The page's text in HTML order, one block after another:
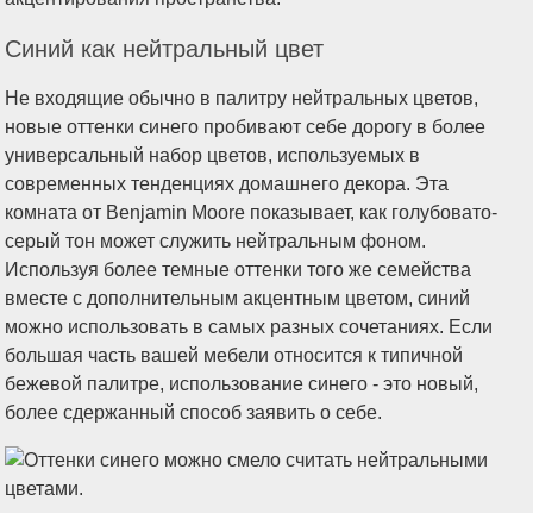
Синий как нейтральный цвет
Не входящие обычно в палитру нейтральных цветов,
новые оттенки синего пробивают себе дорогу в более
универсальный набор цветов, используемых в
современных тенденциях домашнего декора. Эта
комната от Benjamin Moore показывает, как голубовато-
серый тон может служить нейтральным фоном.
Используя более темные оттенки того же семейства
вместе с дополнительным акцентным цветом, синий
можно использовать в самых разных сочетаниях. Если
большая часть вашей мебели относится к типичной
бежевой палитре, использование синего - это новый,
более сдержанный способ заявить о себе.